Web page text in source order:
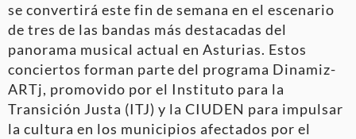
se convertirá este fin de semana en el escenario
de tres de las bandas más destacadas del
panorama musical actual en Asturias. Estos
conciertos forman parte del programa Dinamiz-
ARTj, promovido por el Instituto para la
Transición Justa (ITJ) y la CIUDEN para impulsar
la cultura en los municipios afectados por el